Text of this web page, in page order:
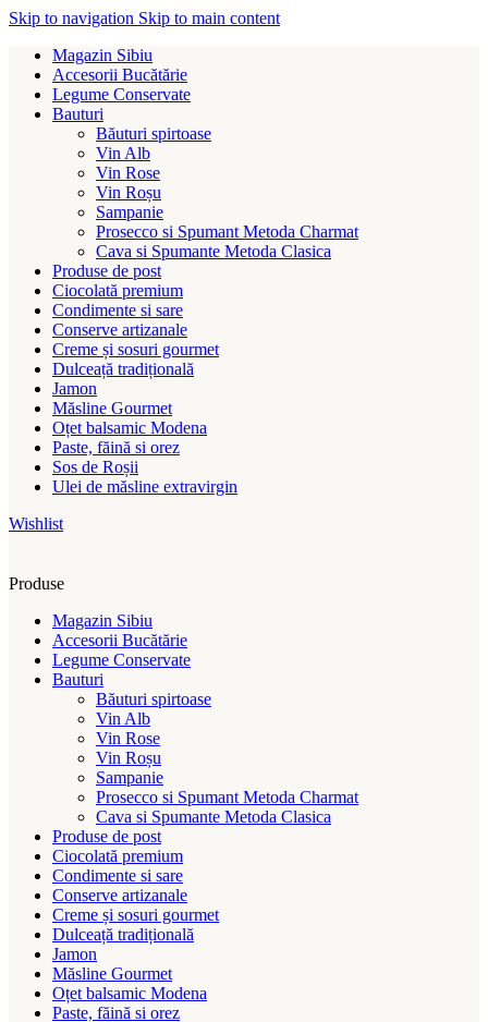
Skip to navigation Skip to main content
Magazin Sibiu
Accesorii Bucătărie
Legume Conservate
Bauturi
Băuturi spirtoase
Vin Alb
Vin Rose
Vin Roșu
Sampanie
Prosecco si Spumant Metoda Charmat
Cava si Spumante Metoda Clasica
Produse de post
Ciocolată premium
Condimente si sare
Conserve artizanale
Creme și sosuri gourmet
Dulceață tradițională
Jamon
Măsline Gourmet
Oțet balsamic Modena
Paste, făină si orez
Sos de Roșii
Ulei de măsline extravirgin
Wishlist
Produse
Magazin Sibiu
Accesorii Bucătărie
Legume Conservate
Bauturi
Băuturi spirtoase
Vin Alb
Vin Rose
Vin Roșu
Sampanie
Prosecco si Spumant Metoda Charmat
Cava si Spumante Metoda Clasica
Produse de post
Ciocolată premium
Condimente si sare
Conserve artizanale
Creme și sosuri gourmet
Dulceață tradițională
Jamon
Măsline Gourmet
Oțet balsamic Modena
Paste, făină si orez